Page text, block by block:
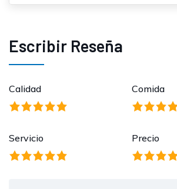
Escribir Reseña
Calidad Comida
Servicio Precio